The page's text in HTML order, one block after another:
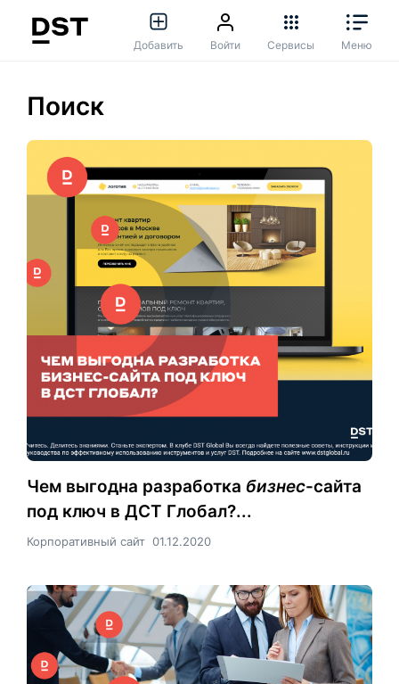
Добавить Войти Сервисы Меню
Поиск
Чем выгодна разработка бизнес-сайта
под ключ в ДСТ Глобал?...
Корпоративный сайт 01.12.2020